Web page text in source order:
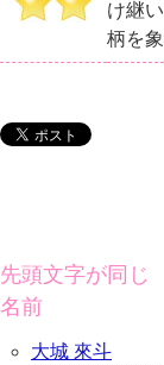
け継
柄を
先頭文字が同じ
名前
大城 來斗